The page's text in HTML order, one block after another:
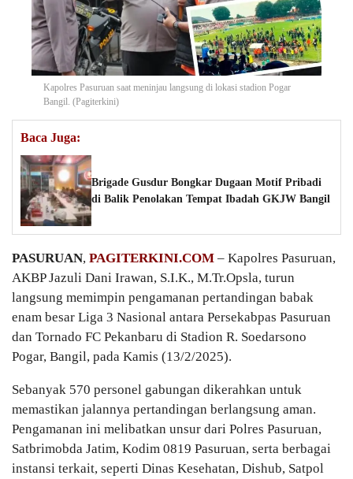
Kapolres Pasuruan saat meninjau langsung di lokasi stadion Pogar
Bangil. (Pagiterkini)
Baca Juga:
Brigade Gusdur Bongkar Dugaan Motif Pribadi
di Balik Penolakan Tempat Ibadah GKJW Bangil
PASURUAN, PAGITERKINI.COM – Kapolres Pasuruan,
AKBP Jazuli Dani Irawan, S.I.K., M.Tr.Opsla, turun
langsung memimpin pengamanan pertandingan babak
enam besar Liga 3 Nasional antara Persekabpas Pasuruan
dan Tornado FC Pekanbaru di Stadion R. Soedarsono
Pogar, Bangil, pada Kamis (13/2/2025).
Sebanyak 570 personel gabungan dikerahkan untuk
memastikan jalannya pertandingan berlangsung aman.
Pengamanan ini melibatkan unsur dari Polres Pasuruan,
Satbrimobda Jatim, Kodim 0819 Pasuruan, serta berbagai
instansi terkait, seperti Dinas Kesehatan, Dishub, Satpol